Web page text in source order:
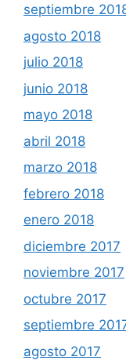
septiembre
agosto 2018
julio 2018
junio 2018
mayo 2018
abril 2018
marzo 2018
febrero 2018
enero 2018
diciembre 2017
noviembre 2017
octubre 2017
septiembre
agosto 2017